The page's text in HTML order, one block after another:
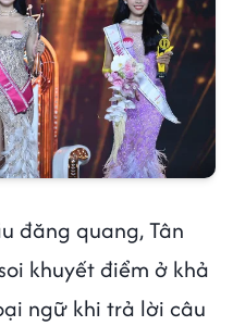
đăng quang, Tân
khuyết điểm ở khả
ngữ khi trả lời câu